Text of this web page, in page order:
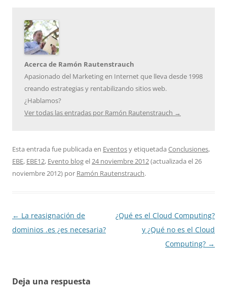
Acerca de Ramón Rautenstrauch
Apasionado del Marketing en Internet que lleva desde 1998
creando estrategias y rentabilizando sitios web.
¿Hablamos?
Ver todas las entradas por Ramón Rautenstrauch →
Esta entrada fue publicada en Eventosy etiquetada Conclusiones,
EBE, EBE12, Evento blogel24 noviembre 2012(actualizada el26
noviembre 2012) por Ramón Rautenstrauch.
Navegación
de
← La reasignación de
dominios .es ¿es necesaria?
¿Qué es el Cloud Computing?
y ¿Qué no es el Cloud
Computing? →
Deja una respuesta